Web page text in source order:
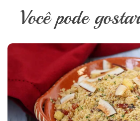
Você pode